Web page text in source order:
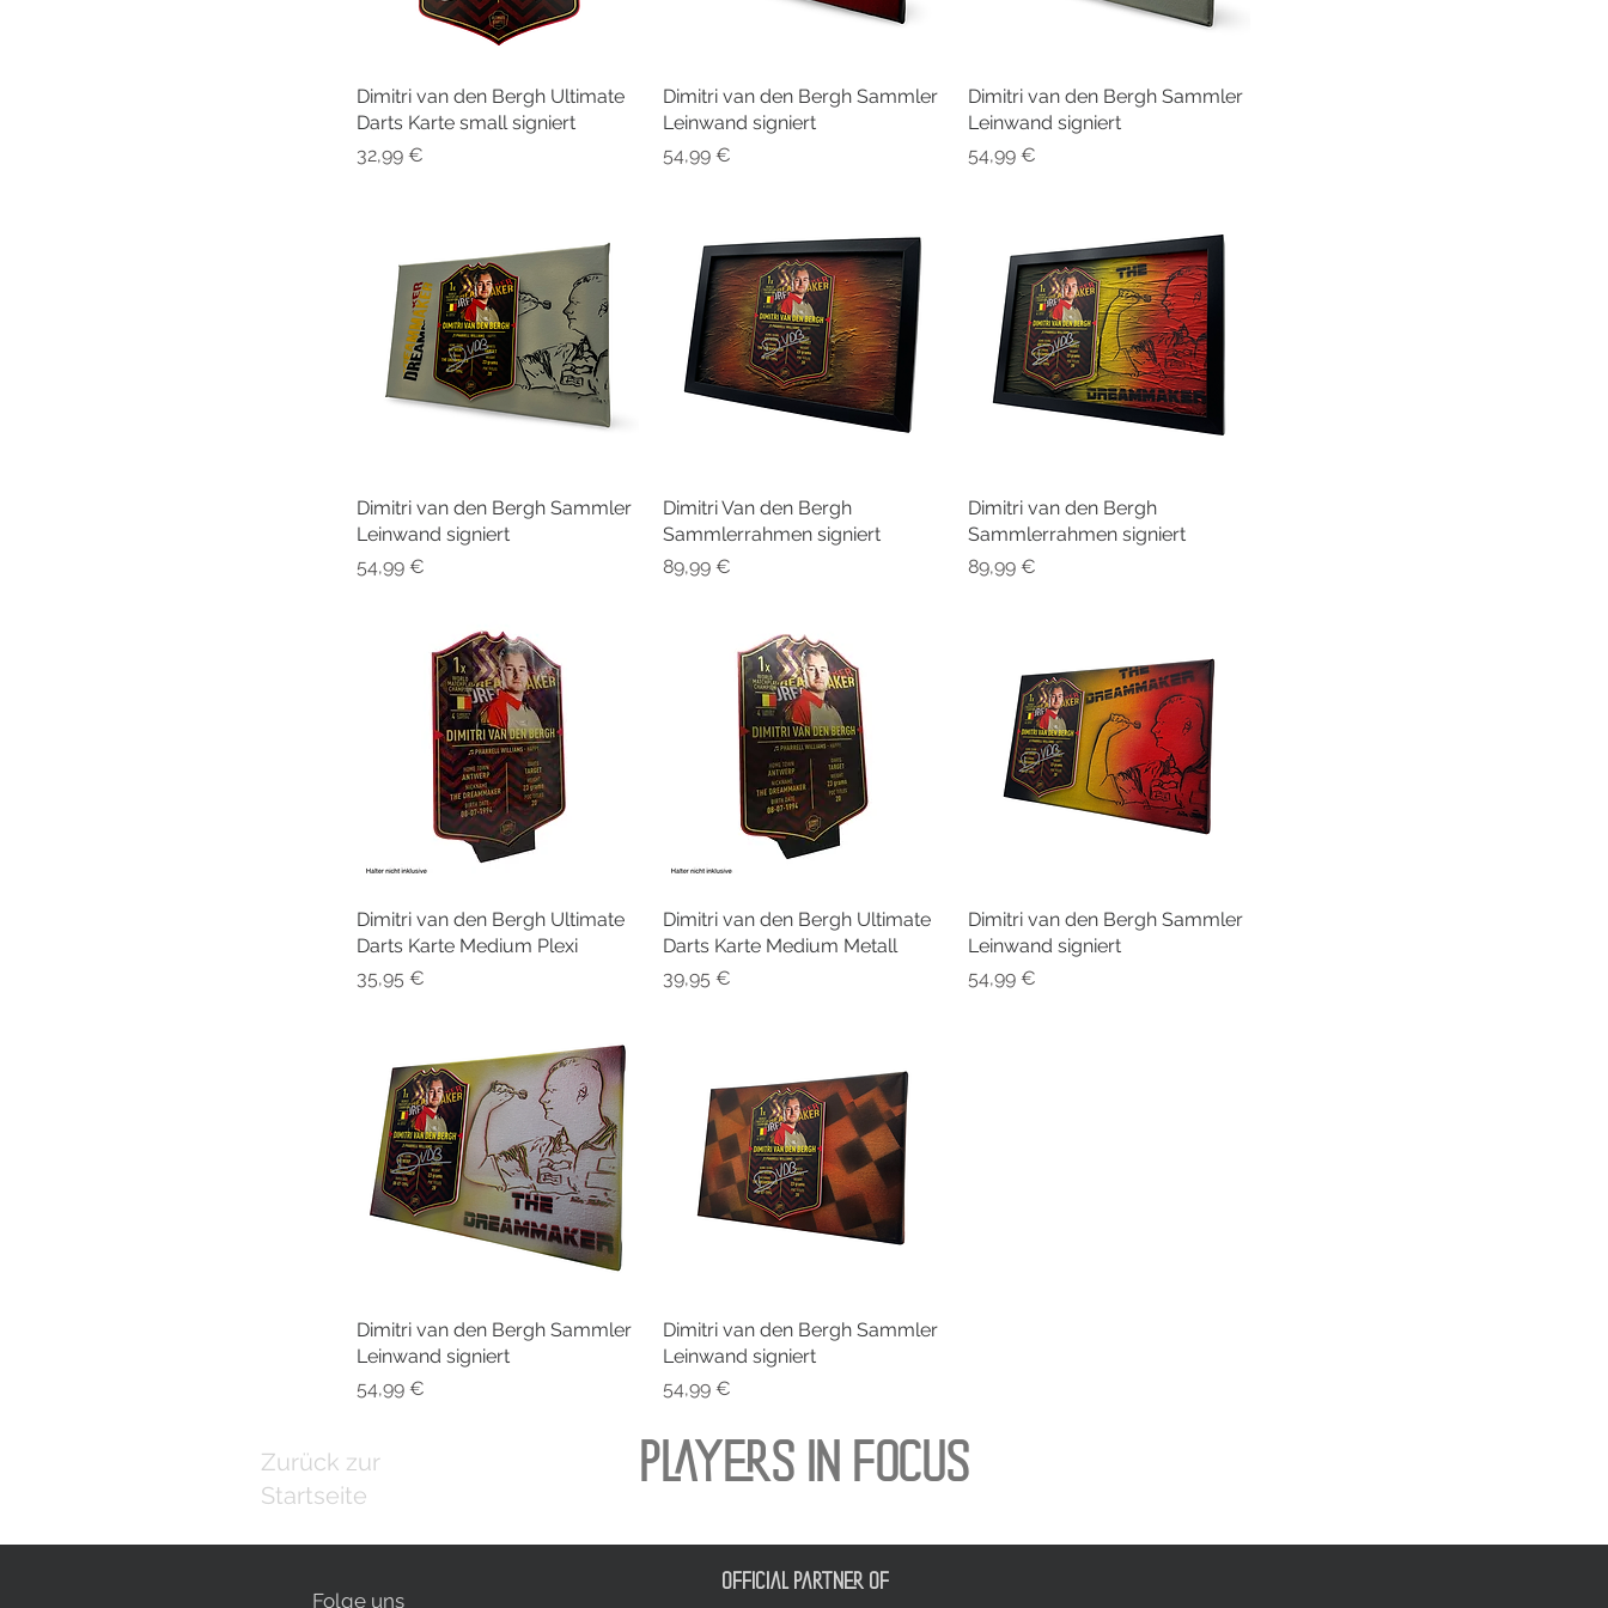
Schnellansicht
Dimitri van den Bergh Ultimate
Darts Karte small signiert
Preis
32,99 €
Schnellansicht
Dimitri van den Bergh Sammler
Leinwand signiert
Preis
54,99 €
Schnellansicht
Dimitri van den Bergh Sammler
Leinwand signiert
Preis
54,99 €
Schnellansicht
Dimitri van den Bergh Sammler
Leinwand signiert
Preis
54,99 €
Schnellansicht
Dimitri Van den Bergh
Sammlerrahmen signiert
Preis
89,99 €
Schnellansicht
Dimitri van den Bergh
Sammlerrahmen signiert
Preis
89,99 €
Schnellansicht
Dimitri van den Bergh Ultimate
Darts Karte Medium Plexi
Preis
35,95 €
Schnellansicht
Dimitri van den Bergh Ultimate
Darts Karte Medium Metall
Preis
39,95 €
Schnellansicht
Dimitri van den Bergh Sammler
Leinwand signiert
Preis
54,99 €
Schnellansicht
Dimitri van den Bergh Sammler
Leinwand signiert
Preis
54,99 €
Schnellansicht
Dimitri van den Bergh Sammler
Leinwand signiert
Preis
54,99 €
Zurück zur
Startseite
PLAYERS IN FOCUS
Folge uns
official partner of